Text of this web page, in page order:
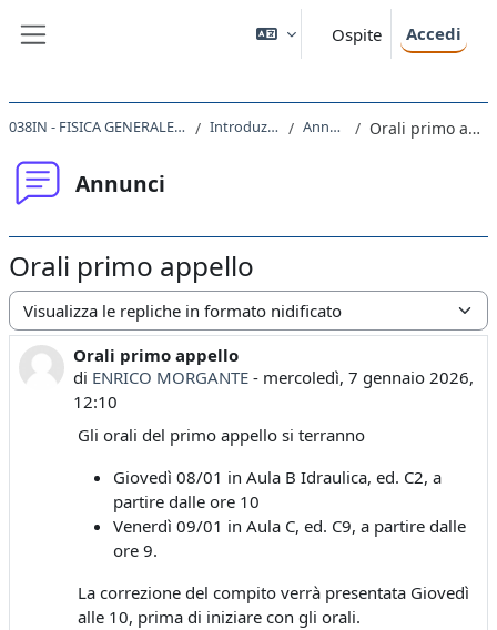
Ospite Accedi
038IN - FISICA GENERALE II 2025 Introduzione Annunci Orali primo appello
Annunci
Orali primo appello
Modalità visualizzazione
Orali primo appello
di ENRICO MORGANTE- mercoledì, 7 gennaio 2026,
12:10
Numero di risposte: 0
Gli orali del primo appello si terranno
Giovedì 08/01 in Aula B Idraulica, ed. C2, a
partire dalle ore 10
Venerdì 09/01 in Aula C, ed. C9, a partire dalle
ore 9.
La correzione del compito verrà presentata Giovedì
alle 10, prima di iniziare con gli orali.